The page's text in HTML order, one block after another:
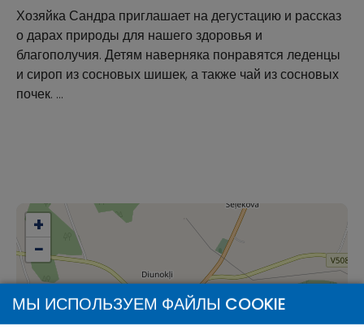
Хозяйка Сандра приглашает на дегустацию и рассказ
о дарах природы для нашего здоровья и
благополучия. Детям наверняка понравятся леденцы
и сироп из сосновых шишек, а также чай из сосновых
почек. …
+
−
МЫ ИСПОЛЬЗУЕМ ФАЙЛЫ COOKIE